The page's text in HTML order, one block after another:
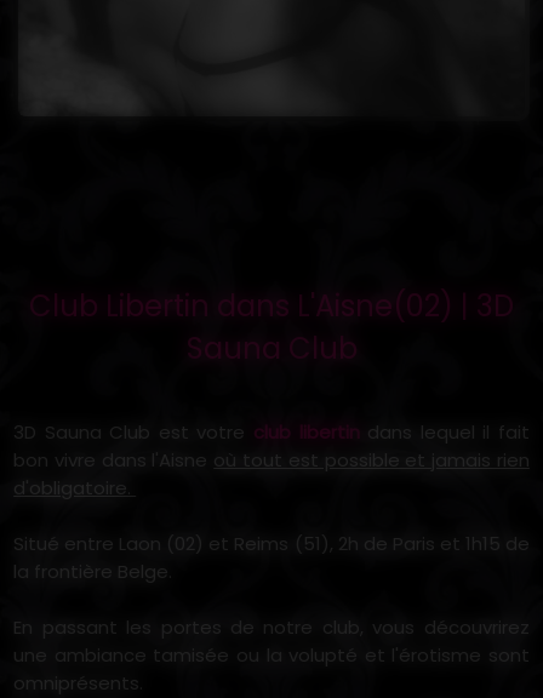
Club Libertin dans L'Aisne(02) | 3D
Sauna Club
3D Sauna Club est votre club libertin dans lequel il fait
bon vivre dans l'Aisne où tout est possible et jamais rien
d'obligatoire.
Situé entre Laon (02) et Reims (51), 2h de Paris et 1h15 de
la frontière Belge.
En passant les portes de notre club, vous découvrirez
une ambiance tamisée ou la volupté et l'érotisme sont
omniprésents.